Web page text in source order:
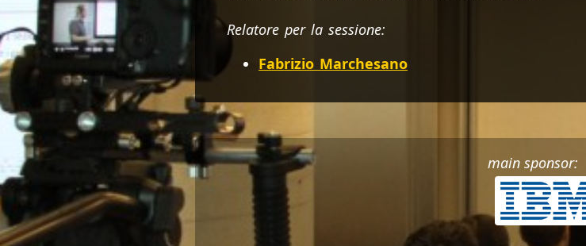
Relatore per la sessione:
Fabrizio Marchesano
main sponsor: